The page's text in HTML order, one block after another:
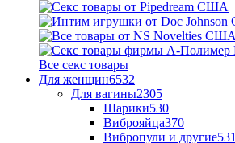
Все секс товары
Для женщин6532
Для вагины2305
Шарики530
Виброяйца370
Вибропули и другие531